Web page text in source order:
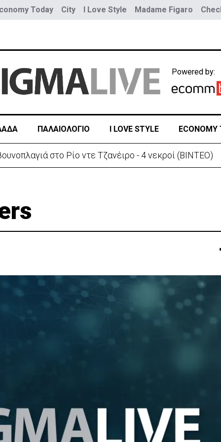
Today City I Love Style Madame Figaro
Powered by:
ΠΑΛΑΙΟΛΟΓΙΟ I LOVE STYLE ECONOMY
στο Ρίο ντε Τζανέιρο - 4 νεκροί (BINTEO)